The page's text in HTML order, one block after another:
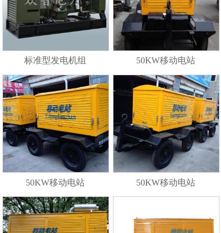
标准型发电机组 50KW移动电站
50KW移动电站 50KW移动电站